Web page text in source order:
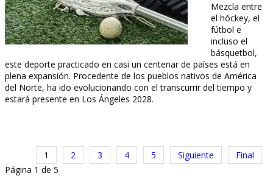
Mezcla entre
el hóckey, el
fútbol e
incluso el
básquetbol,
este deporte practicado en casi un centenar de países está en
plena expansión. Procedente de los pueblos nativos de América
del Norte, ha ido evolucionando con el transcurrir del tiempo y
estará presente en Los Ángeles 2028.
1 2 3 4 5 Siguiente
Final
Página 1 de 5